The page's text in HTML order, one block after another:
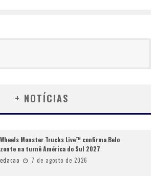
+ NOTÍCIAS
Monster Trucks Live™ confirma Belo
na turnê América do Sul 2027
7 de agosto de 2026